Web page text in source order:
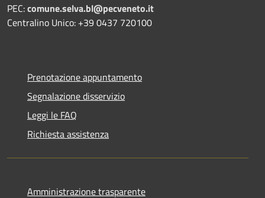
PEC:comune.selva.bl@pecveneto.it
Centralino Unico: +39 0437 720100
Prenotazione appuntamento
Segnalazione disservizio
Leggi le FAQ
Richiesta assistenza
Amministrazione trasparente